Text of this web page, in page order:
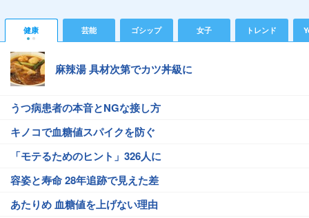
健康 芸能 ゴシップ 女子 トレンド
麻辣湯 具材次第でカツ丼級に
うつ病患者の本音とNGな接し方
キノコで血糖値スパイクを防ぐ
「モテるためのヒント」326人に
容姿と寿命 28年追跡で見えた差
あたりめ 血糖値を上げない理由